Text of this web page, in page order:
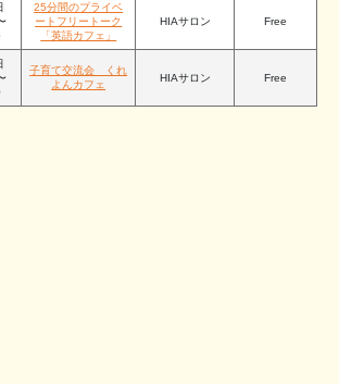
25分間のプライベ
ートフリートーク
「英語カフェ」
HIAサロン Free
子育て交流会 くれ
よんカフェ
HIAサロン Free